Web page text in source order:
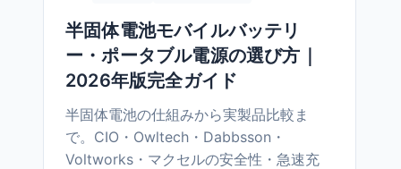
半固体電池モバイルバッテリ
ー・ポータブル電源の選び方｜
2026年版完全ガイド
半固体電池の仕組みから実製品比較ま
で。CIO・Owltech・Dabbsson・
Voltworks・マクセルの安全性・急速充